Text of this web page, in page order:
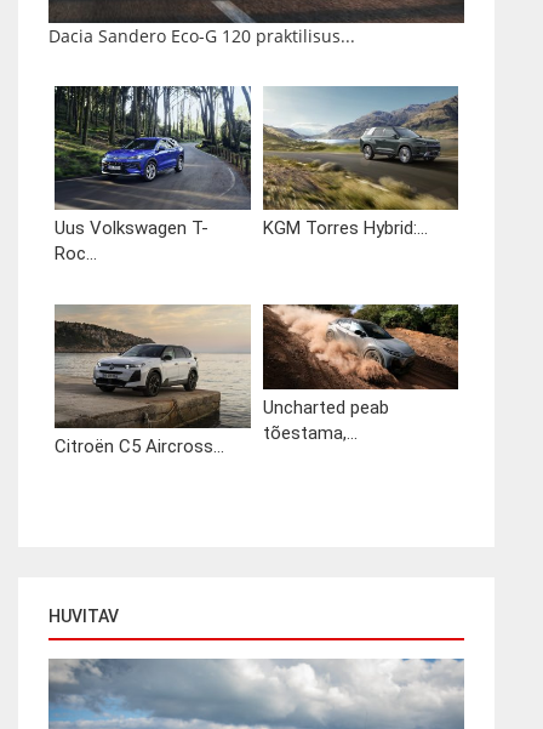
Dacia Sandero Eco-G 120 praktilisus...
Uus Volkswagen T-
Roc...
KGM Torres Hybrid:...
Citroën C5 Aircross...
Uncharted peab
tõestama,...
HUVITAV